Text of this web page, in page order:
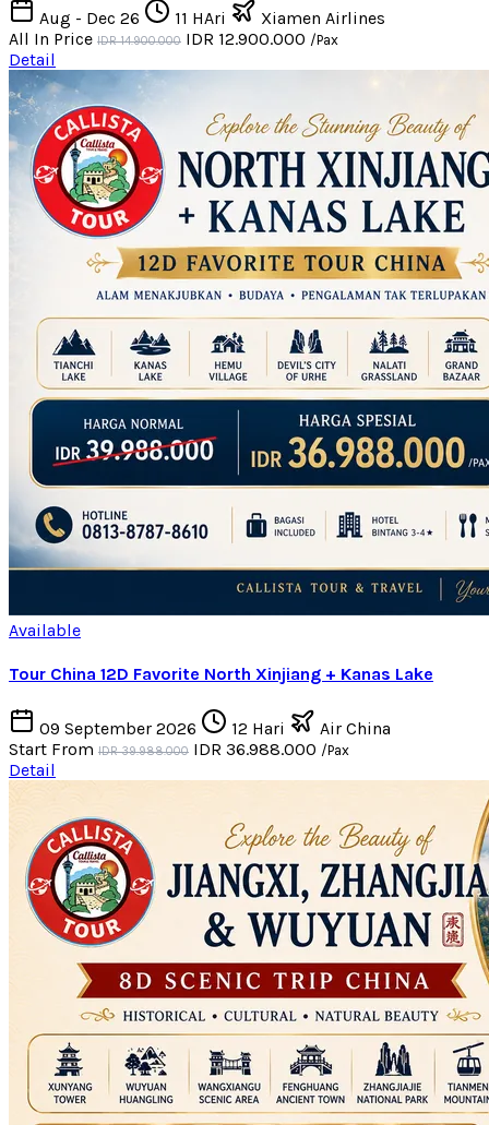
Aug - Dec 26 11 HAri
Xiamen Airlines
All In Price IDR 14.900.000 IDR 12.900.000 /Pax
Detail
Available
Tour China 12D Favorite North Xinjiang + Kanas Lake
09 September 2026 12 Hari
Air China
Start From IDR 39.988.000 IDR 36.988.000 /Pax
Detail